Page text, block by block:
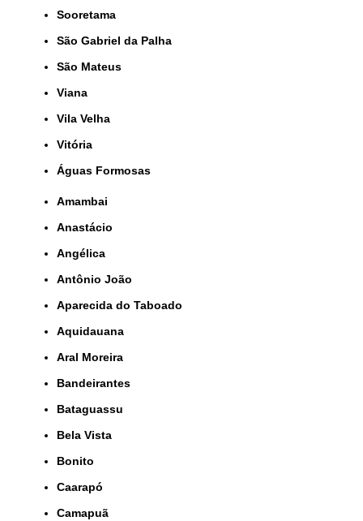
Sooretama
São Gabriel da Palha
São Mateus
Viana
Vila Velha
Vitória
Águas Formosas
Amambai
Anastácio
Angélica
Antônio João
Aparecida do Taboado
Aquidauana
Aral Moreira
Bandeirantes
Bataguassu
Bela Vista
Bonito
Caarapó
Camapuã